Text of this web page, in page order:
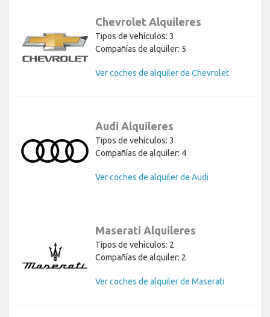
Chevrolet Alquileres
Tipos de vehículos: 3
Compañías de alquiler: 5
Ver coches de alquiler de Chevrolet
Audi Alquileres
Tipos de vehículos: 3
Compañías de alquiler: 4
Ver coches de alquiler de Audi
Maserati Alquileres
Tipos de vehículos: 2
Compañías de alquiler: 2
Ver coches de alquiler de Maserati